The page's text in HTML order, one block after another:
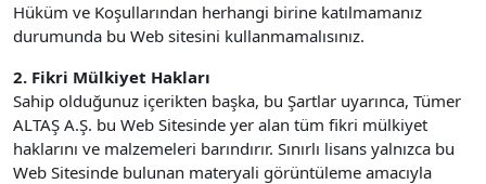
Hüküm ve Koşullarından herhangi birine katılmamanız
durumunda bu Web sitesini kullanmamalısınız.
2. Fikri Mülkiyet Hakları
Sahip olduğunuz içerikten başka, bu Şartlar uyarınca, Tümer
ALTAŞ A.Ş. bu Web Sitesinde yer alan tüm fikri mülkiyet
haklarını ve malzemeleri barındırır. Sınırlı lisans yalnızca bu
Web Sitesinde bulunan materyali görüntüleme amacıyla